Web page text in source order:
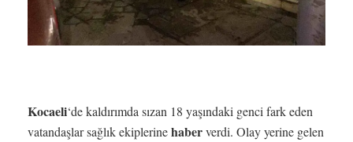
Kocaeli‘de kaldırımda sızan 18 yaşındaki genci fark eden
vatandaşlar sağlık ekiplerinehaberverdi. Olay yerine gelen